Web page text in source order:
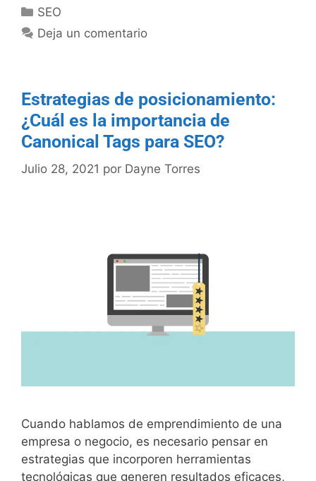
SEO
Deja un comentario
Estrategias de posicionamiento:
¿Cuál es la importancia de
Canonical Tags para SEO?
Julio 28, 2021 por Dayne Torres
Cuando hablamos de emprendimiento de una
empresa o negocio, es necesario pensar en
estrategias que incorporen herramientas
tecnológicas que generen resultados eficaces,